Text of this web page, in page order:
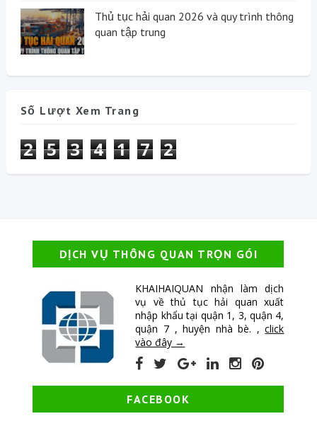
Thủ tục hải quan 2026 và quy trình thông
quan tập trung
Số Lượt Xem Trang
2 5 3 4 1 7 2
DỊCH VỤ THÔNG QUAN TRỌN GÓI
KHAIHAIQUAN nhận làm dịch
vụ về thủ tục hải quan xuất
nhập khẩu tại quận 1, 3, quận 4,
quận 7 , huyện nhà bè. ,click
vào đây →
FACEBOOK